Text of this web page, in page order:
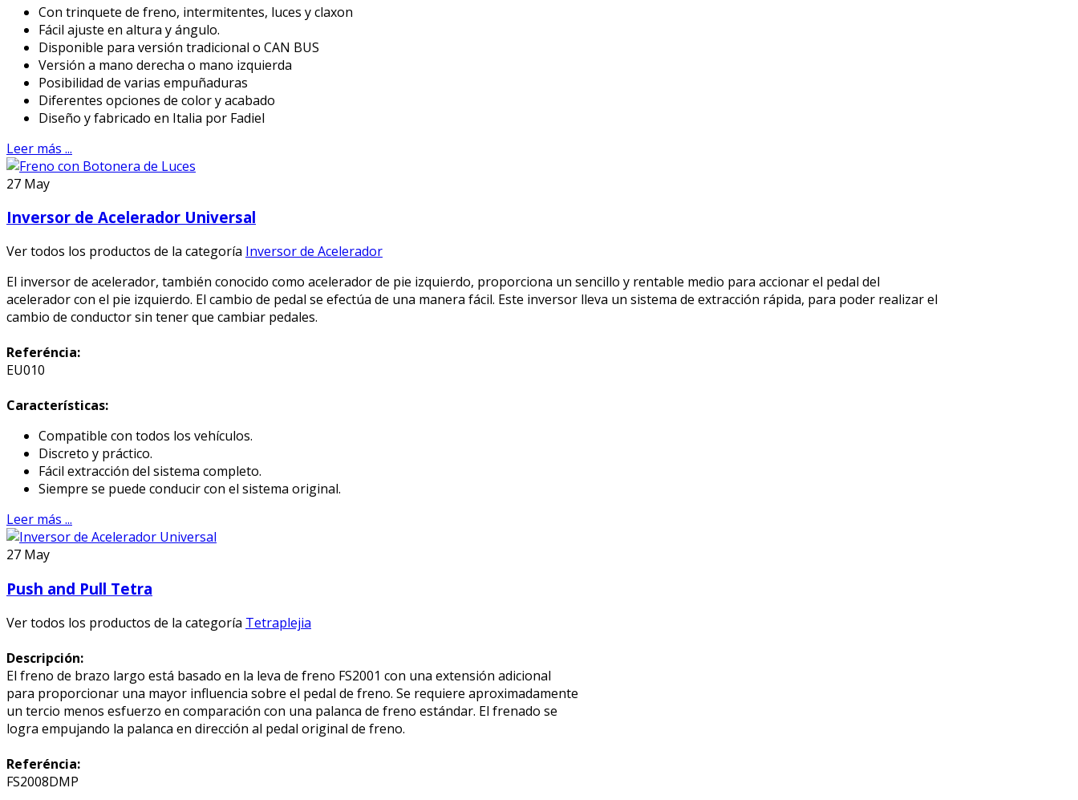
Con trinquete de freno, intermitentes, luces y claxon
Fácil ajuste en altura y ángulo.
Disponible para versión tradicional o CAN BUS
Versión a mano derecha o mano izquierda
Posibilidad de varias empuñaduras
Diferentes opciones de color y acabado
Diseño y fabricado en Italia por Fadiel
Leer más ...
27 May
Inversor de Acelerador Universal
Ver todos los productos de la categoría Inversor de Acelerador
El inversor de acelerador, también conocido como acelerador de pie izquierdo, proporciona un sencillo y rentable medio para accionar el pedal del
acelerador con el pie izquierdo. El cambio de pedal se efectúa de una manera fácil. Este inversor lleva un sistema de extracción rápida, para poder realizar el
cambio de conductor sin tener que cambiar pedales.
Referéncia:
EU010
Características:
Compatible con todos los vehículos.
Discreto y práctico.
Fácil extracción del sistema completo.
Siempre se puede conducir con el sistema original.
Leer más ...
27 May
Push and Pull Tetra
Ver todos los productos de la categoría Tetraplejia
Descripción:
El freno de brazo largo está basado en la leva de freno FS2001 con una extensión adicional
para proporcionar una mayor influencia sobre el pedal de freno. Se requiere aproximadamente
un tercio menos esfuerzo en comparación con una palanca de freno estándar. El frenado se
logra empujando la palanca en dirección al pedal original de freno.
Referéncia:
FS2008DMP